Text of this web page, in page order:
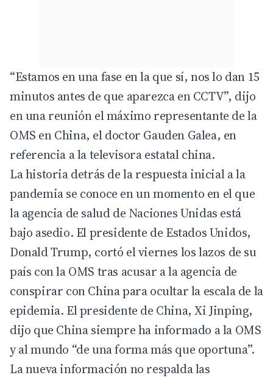
“Estamos en una fase en la que sí, nos lo dan 15
minutos antes de que aparezca en CCTV”, dijo
en una reunión el máximo representante de la
OMS en China, el doctor Gauden Galea, en
referencia a la televisora estatal china.
La historia detrás de la respuesta inicial a la
pandemia se conoce en un momento en el que
la agencia de salud de Naciones Unidas está
bajo asedio. El presidente de Estados Unidos,
Donald Trump, cortó el viernes los lazos de su
país con la OMS tras acusar a la agencia de
conspirar con China para ocultar la escala de la
epidemia. El presidente de China, Xi Jinping,
dijo que China siempre ha informado a la OMS
y al mundo “de una forma más que oportuna”.
La nueva información no respalda las